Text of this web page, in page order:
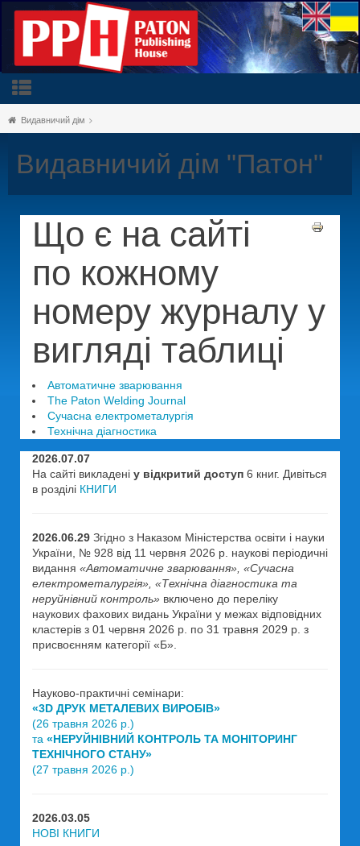
Видавничий дім
Видавничий дім "Патон"
Що є на сайті
по кожному
номеру журналу у
вигляді таблиці
Автоматичне зварювання
The Paton Welding Journal
Сучасна електрометалургія
Технічна діагностика
2026.07.07
На сайті викладені у відкритий доступ 6 книг. Дивіться
в розділі КНИГИ
2026.06.29 Згідно з Наказом Міністерства освіти і науки
України, № 928 від 11 червня 2026 р. наукові періодичні
видання «Автоматичне зварювання», «Сучасна
електрометалургія», «Технічна діагностика та
неруйнівний контроль» включено до переліку
наукових фахових видань України у межах відповідних
кластерів з 01 червня 2026 р. по 31 травня 2029 р. з
присвоєнням категорії «Б».
Науково-практичні семінари:
«3D ДРУК МЕТАЛЕВИХ ВИРОБІВ»
(26 травня 2026 р.)
та «НЕРУЙНІВНИЙ КОНТРОЛЬ ТА МОНІТОРИНГ
ТЕХНІЧНОГО СТАНУ»
(27 травня 2026 р.)
2026.03.05
НОВІ КНИГИ